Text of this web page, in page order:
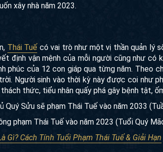
xây nhà năm 2023.
Thái Tuế có vai trò như một vị thần quản lý
định vận mệnh của mỗi người cũng như có
phúc của 12 con giáp qua từng năm.
Người sinh vào thời kỳ này được coi như
thách thức, tiểu nhân quấy phá gây bệnh tật,
Quý Sửu sẽ phạm Thái Tuế vào năm 2033
phạm Thái Tuế vào năm 2023 (Tuổi Quý
Gì? Cách Tính Tuổi Phạm Thái Tuế & Giải Hạn